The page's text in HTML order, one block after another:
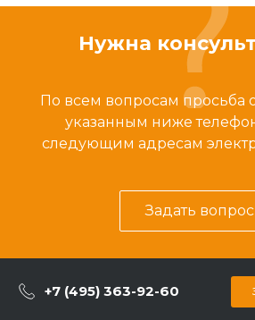
Нужна
По всем вопросам просьба
указанным ниже
следующим адресам
Задать вопрос
+7 (495) 363-92-60